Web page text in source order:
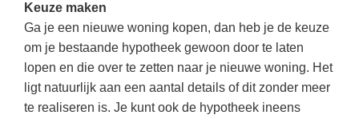
THEMA'S
Budgetteren
De boerderij
Geld VO
Geschiedenis
Maatschappijleer
Keuze maken
Ga je een nieuwe woning kopen, dan heb je de keuze
om je bestaande hypotheek gewoon door te laten
lopen en die over te zetten naar je nieuwe woning. Het
ligt natuurlijk aan een aantal details of dit zonder meer
te realiseren is. Je kunt ook de hypotheek ineens